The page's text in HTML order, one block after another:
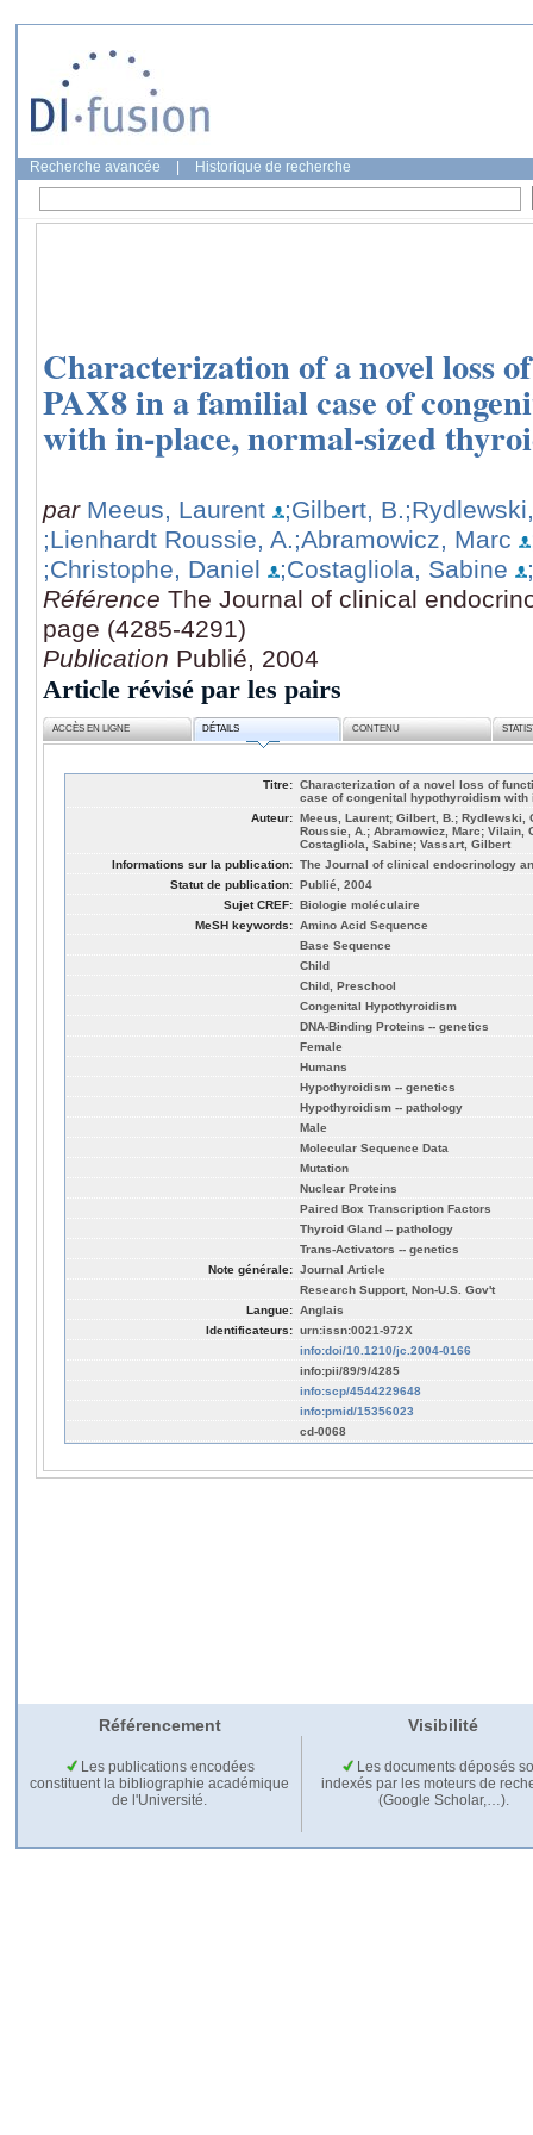
Recherche avancée Historique de recherche
Characterization of a novel loss
PAX8 in a familial case of
with in-place, normal-sized
par Meeus, Laurent ;Gilbert, B.
;Lienhardt Roussie, A.;Abramowicz, Marc
;Christophe, Daniel
;Costagliola, Sabine
Référence The Journal of clinical
page (4285-4291)
Publication Publié, 2004
Article révisé par les pairs
ACCÈS EN LIGNE DÉTAILS CONTENU
Titre: Characterization of a novel loss of
case of congenital hypothyroidism
Auteur: Meeus, Laurent; Gilbert, B.; Rydlewski,
Roussie, A.; Abramowicz, Marc; Vilain,
Costagliola, Sabine; Vassart, Gilbert
Informations sur la publication: The Journal of clinical endocrinology
Statut de publication: Publié, 2004
Sujet CREF: Biologie moléculaire
MeSH keywords: Amino Acid Sequence
Base Sequence
Child
Child, Preschool
Congenital Hypothyroidism
DNA-Binding Proteins -- genetics
Female
Humans
Hypothyroidism -- genetics
Hypothyroidism -- pathology
Male
Molecular Sequence Data
Mutation
Nuclear Proteins
Paired Box Transcription Factors
Thyroid Gland -- pathology
Trans-Activators -- genetics
Note générale: Journal Article
Research Support, Non-U.S. Gov't
Langue: Anglais
Identificateurs: urn:issn:0021-972X
info:doi/10.1210/jc.2004-0166
info:pii/89/9/4285
info:scp/4544229648
info:pmid/15356023
cd-0068
Référencement Visibilité
Les publications encodées
constituent la bibliographie académique
de l'Université.
Les documents déposés
indexés par les moteurs de
(Google Scholar,…).